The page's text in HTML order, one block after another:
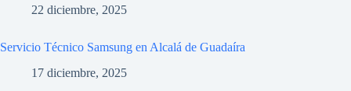
22 diciembre, 2025
Servicio Técnico Samsung en Alcalá de Guadaíra
17 diciembre, 2025